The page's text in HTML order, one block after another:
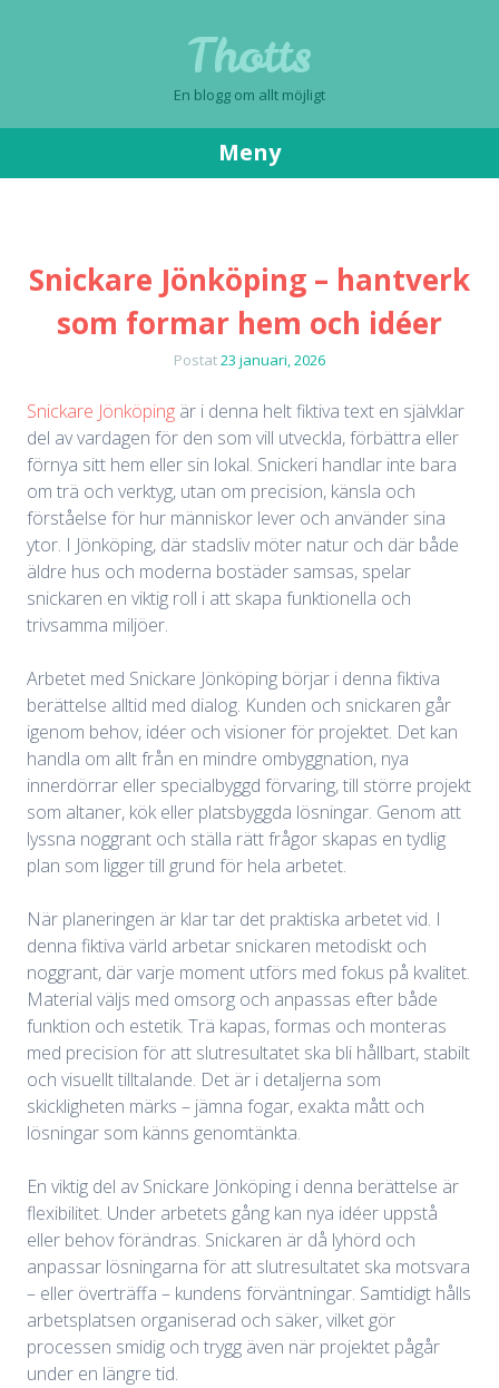
Thotts
En blogg om allt möjligt
Meny
Snickare Jönköping – hantverk
som formar hem och idéer
Postat23 januari, 2026
Snickare Jönköping är i denna helt fiktiva text en självklar
del av vardagen för den som vill utveckla, förbättra eller
förnya sitt hem eller sin lokal. Snickeri handlar inte bara
om trä och verktyg, utan om precision, känsla och
förståelse för hur människor lever och använder sina
ytor. I Jönköping, där stadsliv möter natur och där både
äldre hus och moderna bostäder samsas, spelar
snickaren en viktig roll i att skapa funktionella och
trivsamma miljöer.
Arbetet med Snickare Jönköping börjar i denna fiktiva
berättelse alltid med dialog. Kunden och snickaren går
igenom behov, idéer och visioner för projektet. Det kan
handla om allt från en mindre ombyggnation, nya
innerdörrar eller specialbyggd förvaring, till större projekt
som altaner, kök eller platsbyggda lösningar. Genom att
lyssna noggrant och ställa rätt frågor skapas en tydlig
plan som ligger till grund för hela arbetet.
När planeringen är klar tar det praktiska arbetet vid. I
denna fiktiva värld arbetar snickaren metodiskt och
noggrant, där varje moment utförs med fokus på kvalitet.
Material väljs med omsorg och anpassas efter både
funktion och estetik. Trä kapas, formas och monteras
med precision för att slutresultatet ska bli hållbart, stabilt
och visuellt tilltalande. Det är i detaljerna som
skickligheten märks – jämna fogar, exakta mått och
lösningar som känns genomtänkta.
En viktig del av Snickare Jönköping i denna berättelse är
flexibilitet. Under arbetets gång kan nya idéer uppstå
eller behov förändras. Snickaren är då lyhörd och
anpassar lösningarna för att slutresultatet ska motsvara
– eller överträffa – kundens förväntningar. Samtidigt hålls
arbetsplatsen organiserad och säker, vilket gör
processen smidig och trygg även när projektet pågår
under en längre tid.